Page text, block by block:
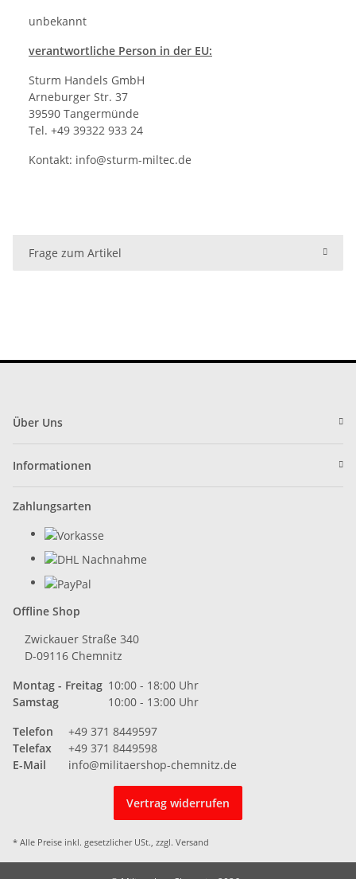
unbekannt
verantwortliche Person in der EU:
Sturm Handels GmbH
Arneburger Str. 37
39590 Tangermünde
Tel. +49 39322 933 24
Kontakt: info@sturm-miltec.de
Frage zum Artikel
Über Uns
Informationen
Zahlungsarten
Offline Shop
Zwickauer Straße 340
D-09116 Chemnitz
Montag - Freitag 10:00 - 18:00 Uhr
Samstag
10:00 - 13:00 Uhr
Telefon
+49 371 8449597
Telefax
+49 371 8449598
E-Mail
info@militaershop-chemnitz.de
Vertrag widerrufen
* Alle Preise inkl. gesetzlicher USt., zzgl. Versand